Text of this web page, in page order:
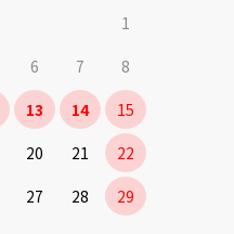
1
6 7
8
13 14
15
20 21
22
27 28
29